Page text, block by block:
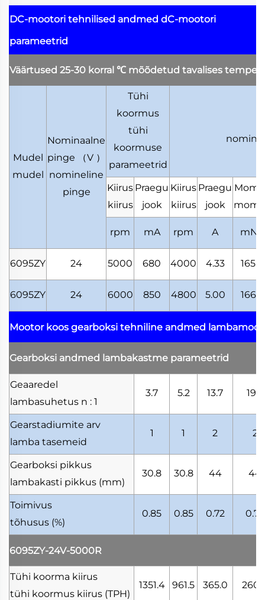
DC-mootori tehnilised andmed dC-mootori
parameetrid
Väärtused 25-30 korral ℃ mõõdetud tavalises
Mudel
mudel
Nominaalne
pinge
（V ）
nomineline
pinge
Tühi
koormus
tühi
koormuse
parameetrid
Kiirus
kiirus
Praegu
jook
Kiirus
kiirus
Praegu
jook
rpm mA rpm A
6095ZY 24 5000 680 4000 4.33
6095ZY 24 6000 850 4800 5.00
Mootor koos gearboksi tehniline andmed
Gearboksi andmed lambakastme parameetrid
Geaaredel
lambasuhetus n : 1
3.7 5.2 13.7 19.2
Gearstadiumite arv
lamba tasemeid
1 1 2 2
Gearboksi pikkus
lambakasti pikkus (mm)
30.8 30.8 44 44
Toimivus
tõhusus (%)
0.85 0.85 0.72 0.72
6095ZY-24V-5000R
Tühi koorma kiirus
tühi koormus kiirus (TPH)
1351.4 961.5 365.0